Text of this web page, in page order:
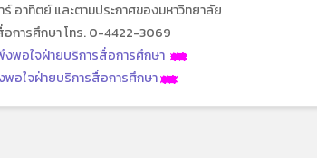
ร์ อาทิตย์ และตามประกาศของมหาวิทยาลัย
การศึกษา โทร. 0-4422-3069
งพอใจฝ่ายบริการสื่อการศึกษา
พอใจฝ่ายบริการสื่อการศึกษา